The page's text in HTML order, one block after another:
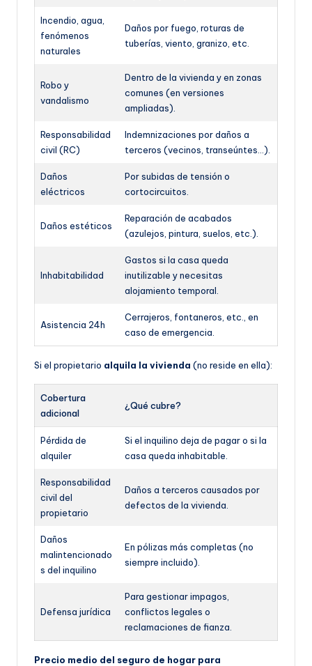
Incendio, agua,
fenómenos
naturales
Daños por fuego, roturas de
tuberías, viento, granizo, etc.
Robo y
vandalismo
Dentro de la vivienda y en zonas
comunes (en versiones
ampliadas).
Responsabilidad
civil (RC)
Indemnizaciones por daños a
terceros (vecinos, transeúntes…).
Daños
eléctricos
Por subidas de tensión o
cortocircuitos.
Daños estéticos
Reparación de acabados
(azulejos, pintura, suelos, etc.).
Inhabitabilidad
Gastos si la casa queda
inutilizable y necesitas
alojamiento temporal.
Asistencia 24h
Cerrajeros, fontaneros, etc., en
caso de emergencia.
Si el propietario alquila la vivienda (no reside en ella):
Cobertura
adicional
¿Qué cubre?
Pérdida de
alquiler
Si el inquilino deja de pagar o si la
casa queda inhabitable.
Responsabilidad
civil del
propietario
Daños a terceros causados por
defectos de la vivienda.
Daños
malintencionado
s del inquilino
En pólizas más completas (no
siempre incluido).
Defensa jurídica
Para gestionar impagos,
conflictos legales o
reclamaciones de fianza.
Precio medio del seguro de hogar para